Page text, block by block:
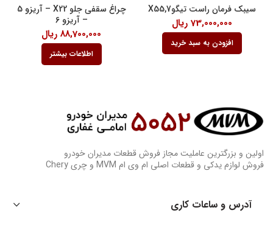
سیبک فرمان راست تیگو7,X55
73,000,000 ریال
افزودن به سبد خرید
چراغ سقفی جلو X22 – آریزو 5
– آریزو 6
88,700,000 ریال
اطلاعات بیشتر
اولین و بزرگترین عاملیت مجاز فروش قطعات مدیران خودرو
فروش لوازم یدکی و قطعات اصلی ام وی ام MVM و چری Chery
آدرس و ساعات کاری